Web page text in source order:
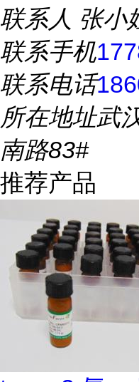
联系人 张小
联系手机
联系电话
所在地址武
南路83#
推荐产品